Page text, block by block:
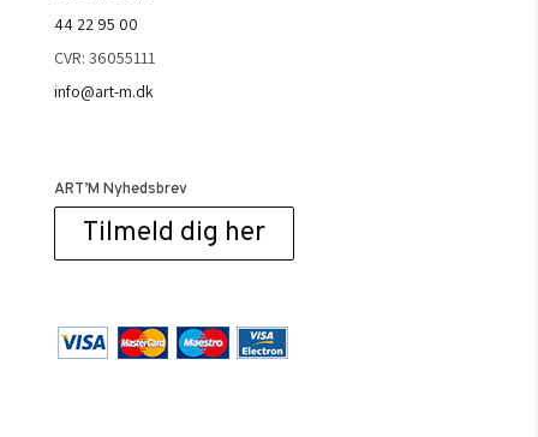
44 22 95 00
CVR: 36055111
info@art-m.dk
ART’M Nyhedsbrev
Tilmeld dig her